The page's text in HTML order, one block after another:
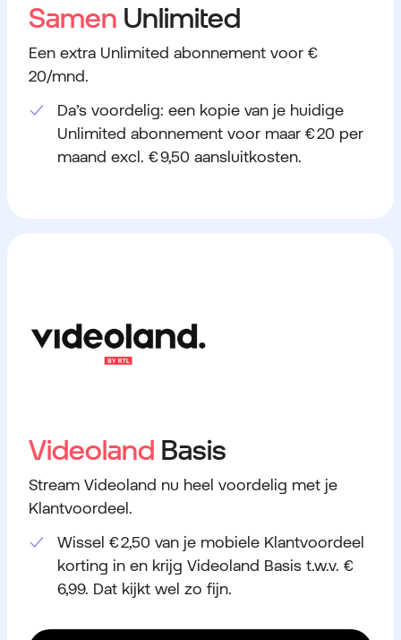
Samen Unlimited
Een extra Unlimited abonnement voor €
20/mnd.
Da’s voordelig: een kopie van je huidige
Unlimited abonnement voor maar € 20 per
maand excl. € 9,50 aansluitkosten.
Videoland Basis
Stream Videoland nu heel voordelig met je
Klantvoordeel.
Wissel € 2,50 van je mobiele Klantvoordeel
korting in en krijg Videoland Basis t.w.v. €
6,99. Dat kijkt wel zo fijn.